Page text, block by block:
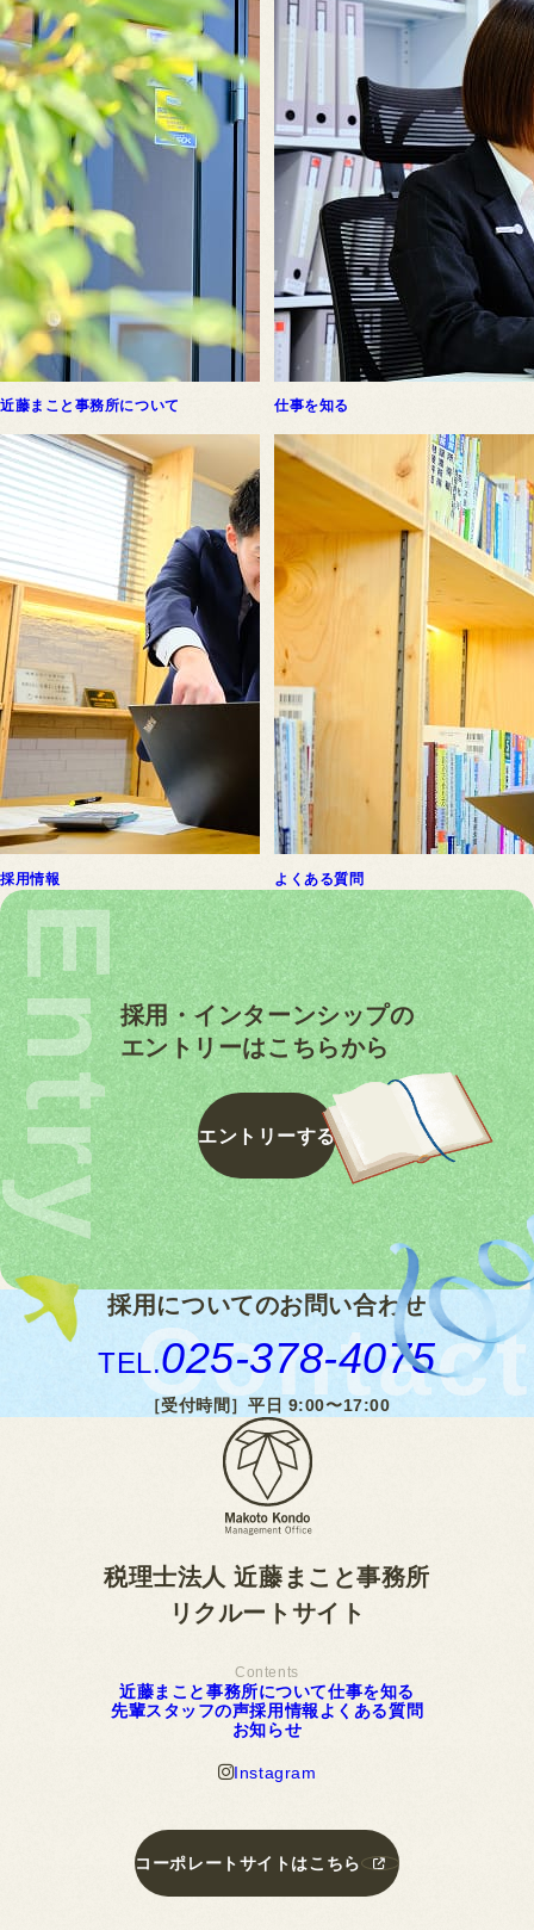
近藤まこと事務所について 仕事を知る
採用情報 よくある質問
Entry採用・インターンシップの
エントリーはこちらから
エ
エ
ン ト リ ーする
る
Contact
採用についてのお問い合わせ
TEL.025-378-4075
［受付時間］平日 9:00〜17:00
税理士法人 近藤まこと事務所
リクルートサイト
Contents
近
近
藤
藤
ま
ま
こ
こ
と
と
事
事
務
務
所
所
に
に
つ
つ
い
い
て
て
仕
仕
事
事
を
を
知
知
る
る
先輩スタ ッフの声
声
採
採
用
用
情
情
報 よ く ある質問
お知らせ
Instagram
コ
コ
ーポレー トサイ トはこ ちら